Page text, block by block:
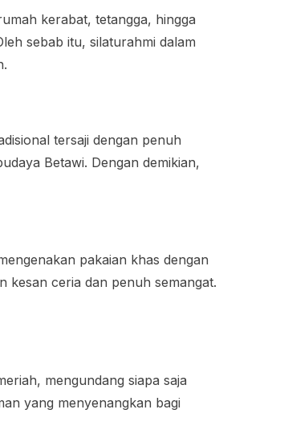
kerabat, tetangga, hingga
sebab itu, silaturahmi dalam
tersaji dengan penuh
Betawi. Dengan demikian,
pakaian khas dengan
kesan ceria dan penuh semangat.
mengundang siapa saja
yang menyenangkan bagi